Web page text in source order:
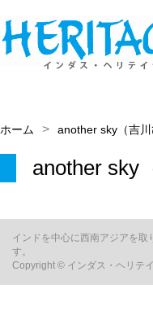
ホーム another sky（吉川
another sky
インドを中心に西南アジアを
す。
Copyright © インダス・ヘリテ